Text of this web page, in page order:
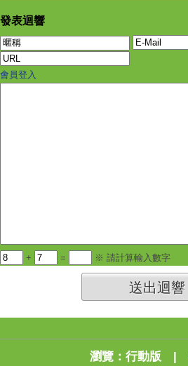
發表迴響
會員登入
+ = ※ 請計算輸入數字
送出迴響
瀏覽： 行動版 |